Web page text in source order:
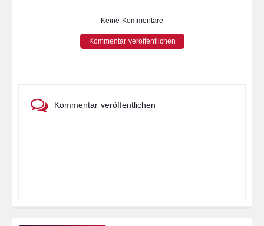
Keine Kommentare
Kommentar veröffentlichen
Kommentar veröffentlichen